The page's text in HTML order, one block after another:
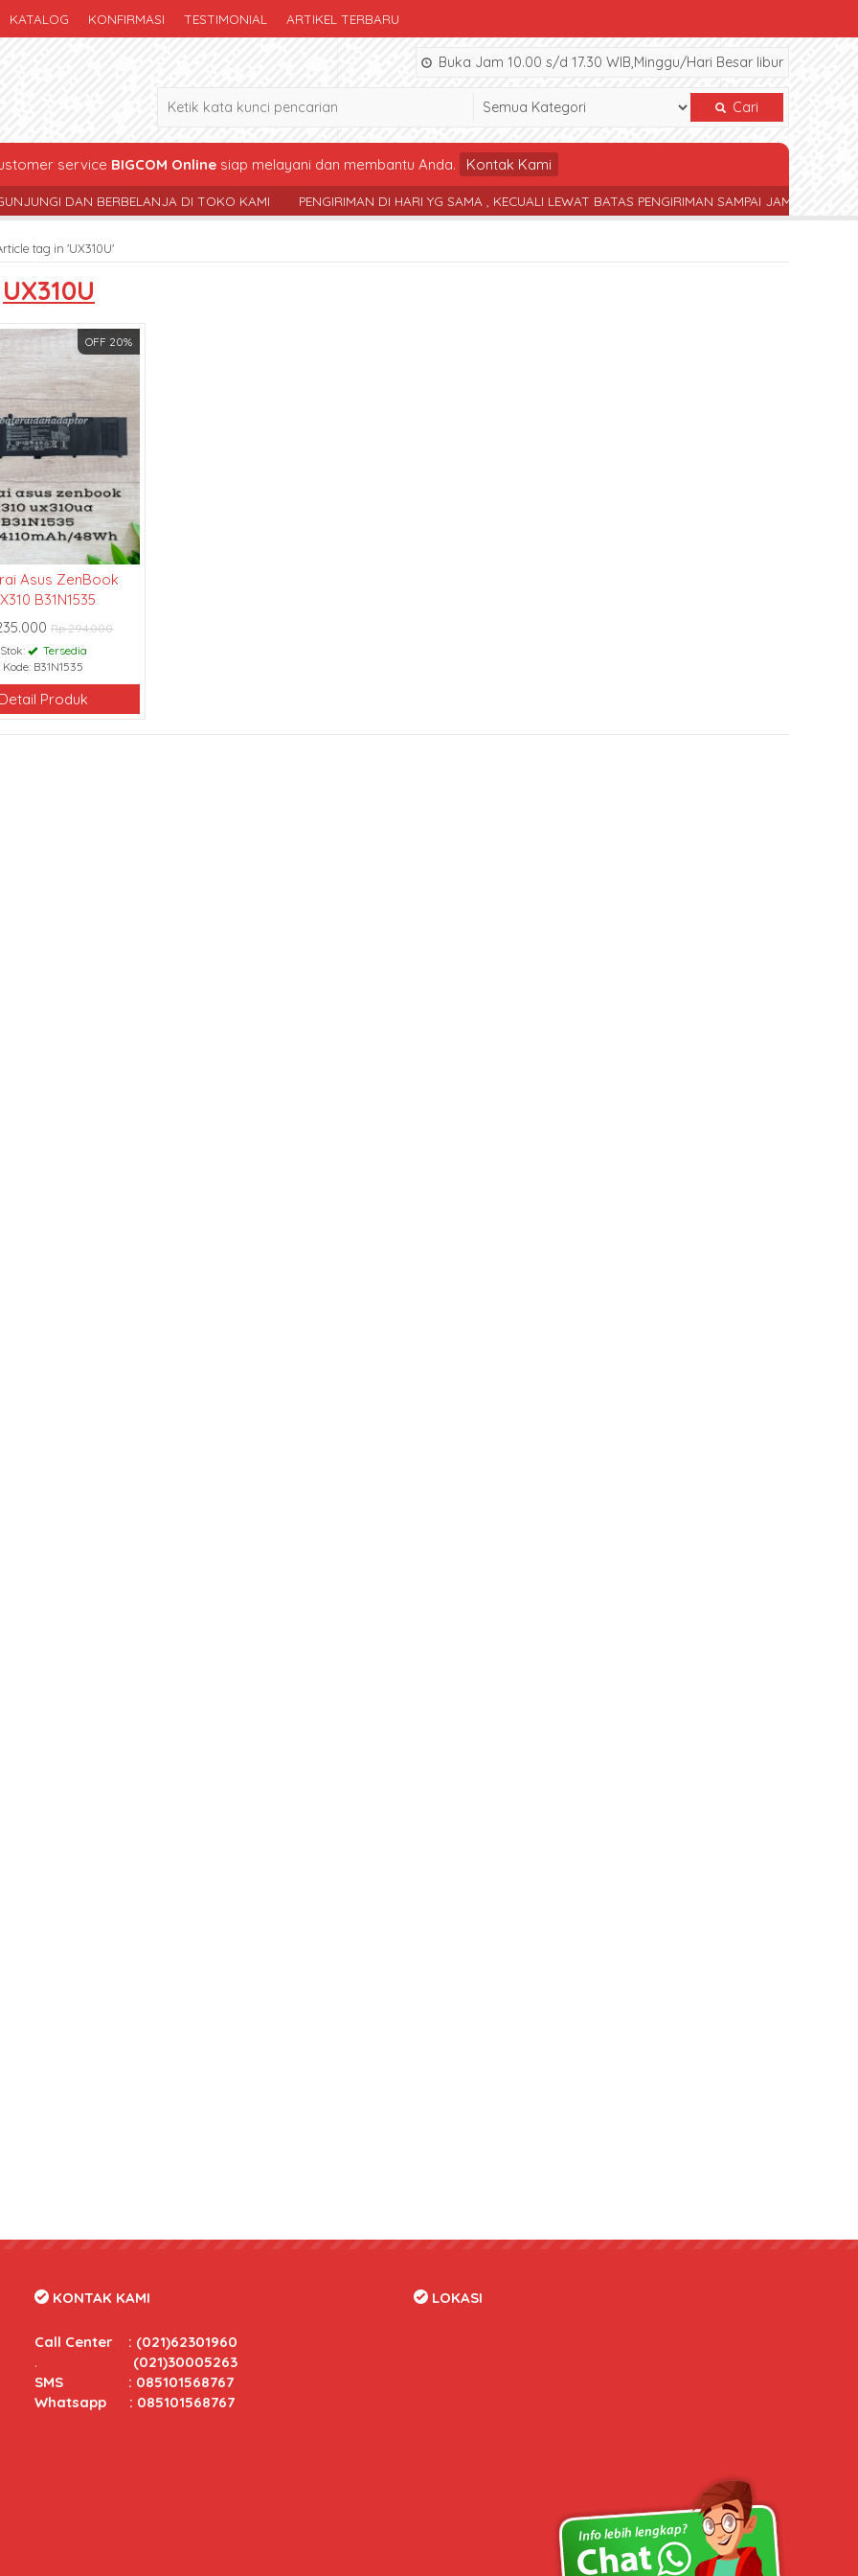
KATALOG KONFIRMASI TESTIMONIAL ARTIKEL TERBARU
Buka Jam 10.00 s/d 17.30 WIB,Minggu/Hari Besar libur
Cari
service BIGCOM Onlinesiap melayani dan membantu Anda. Kontak Kami
DAN BERBELANJA DI TOKO KAMI PENGIRIMAN DI HARI YG SAMA , KECUALI LEWAT BATAS PENGIRIMAN SAMPAI JAM 17.30 WIB
tag in 'UX310U'
UX310U
OFF 20%
Asus ZenBook
B31N1535
Rp 294.000
Stok:
Tersedia
Kode: B31N1535
Detail Produk
. (021)30005263
SMS : 085101568767
Whatsapp : 085101568767
Copyright © 2020 bateraidanadaptor.com - All rights reserved.